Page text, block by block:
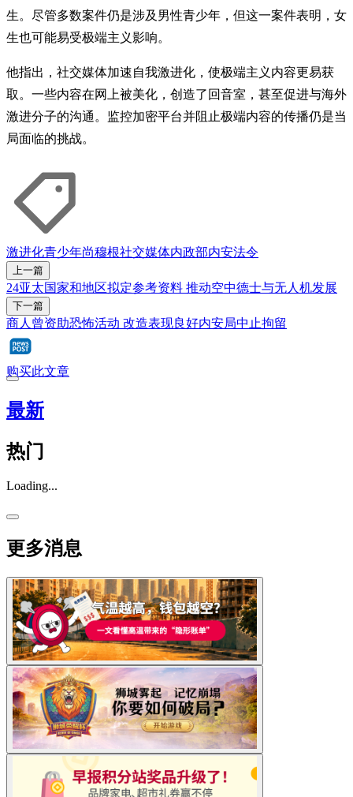
生。尽管多数案件仍是涉及男性青少年，但这一案件表明，女
生也可能易受极端主义影响。
他指出，社交媒体加速自我激进化，使极端主义内容更易获
取。一些内容在网上被美化，创造了回音室，甚至促进与海外
激进分子的沟通。监控加密平台并阻止极端内容的传播仍是当
局面临的挑战。
激进化青少年尚穆根社交媒体内政部内安法令
上一篇
24亚太国家和地区拟定参考资料 推动空中德士与无人机发展
下一篇
商人曾资助恐怖活动 改造表现良好内安局中止拘留
购买此文章
最新
热门
Loading...
更多消息